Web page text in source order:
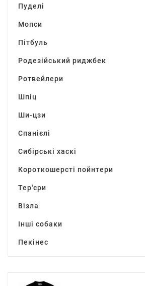
Пуделі
Мопси
Пітбуль
Родезійський риджбек
Ротвейлери
Шпіц
Ши-цзи
Спанієлі
Сибірські хаскі
Короткошерсті пойнтери
Тер'єри
Візла
Інші собаки
Пекінес